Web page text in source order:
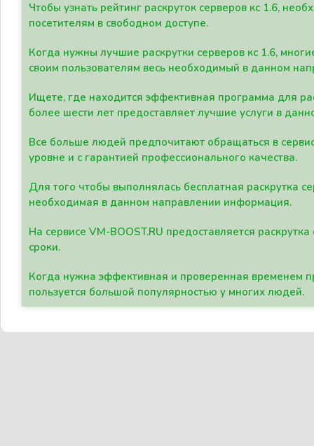
Чтобы узнать рейтинг раскруток серверов кс 1.6,
посетителям в свободном доступе.
Когда нужны лучшие раскрутки серверов кс 1.6,
своим пользователям весь необходимый в данном
Ищете, где находится эффективная программа для
более шести лет предоставляет лучшие услуги в
Все больше людей предпочитают обращаться в
уровне и с гарантией профессионального качества.
Для того чтобы выполнялась бесплатная раскрутка
необходимая в данном направлении информация.
На сервисе VM-BOOST.RU предоставляется
сроки.
Когда нужна эффективная и проверенная временем
пользуется большой популярностью у многих людей.